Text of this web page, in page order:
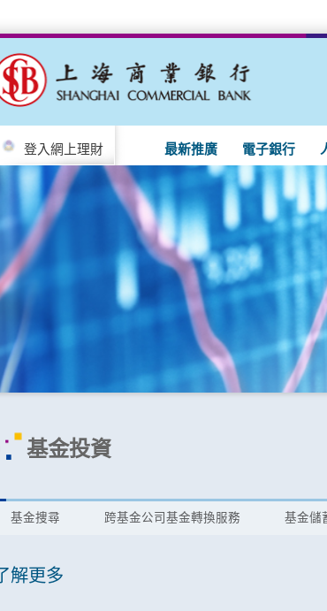
登入網上理財 最新推廣 電子銀行
基金投資
基金捜尋 跨基金公司基金轉換服務 基金儲
了解更多